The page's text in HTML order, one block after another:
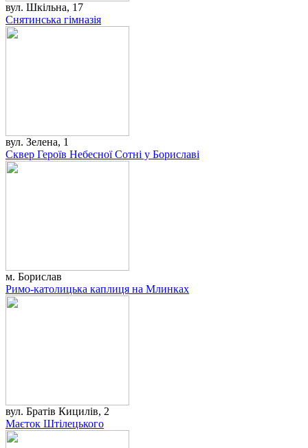
вул. Шкільна, 17
Снятинська гімназія
вул. Зелена, 1
Сквер Героїв Небесної Сотні у Бориславі
м. Борислав
Римо-католицька каплиця на Млинках
вул. Братів Кицилів, 2
Маєток Штілецького